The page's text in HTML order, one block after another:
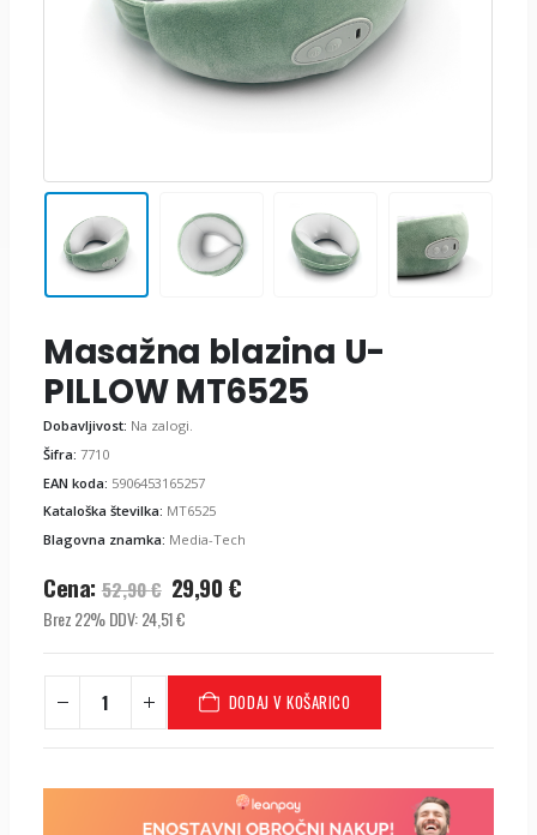
Masažna blazina U-
PILLOW MT6525
Dobavljivost: Na zalogi.
Šifra: 7710
EAN koda: 5906453165257
Kataloška številka: MT6525
Blagovna znamka: Media-Tech
Cena: 52,90€ Izvirna
cena
je
bila:
52,90€.
29,90 €Trenutna
29,90€.
Brez 22% DDV:24,51€
DODAJ V KOŠARICO